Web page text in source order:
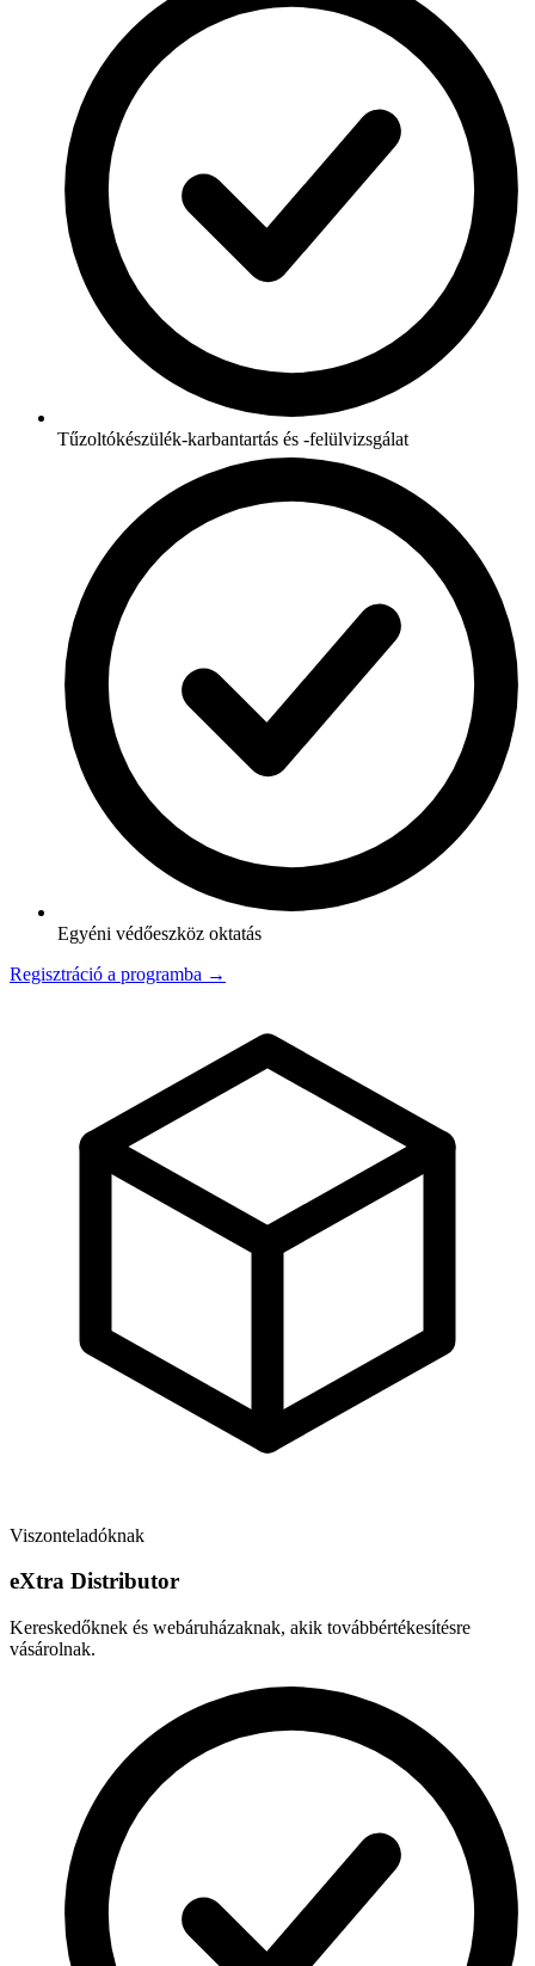
Tűzoltókészülék-karbantartás és -felülvizsgálat
Egyéni védőeszköz oktatás
Regisztráció a programba →
Viszonteladóknak
eXtra Distributor
Kereskedőknek és webáruházaknak, akik továbbértékesítésre
vásárolnak.